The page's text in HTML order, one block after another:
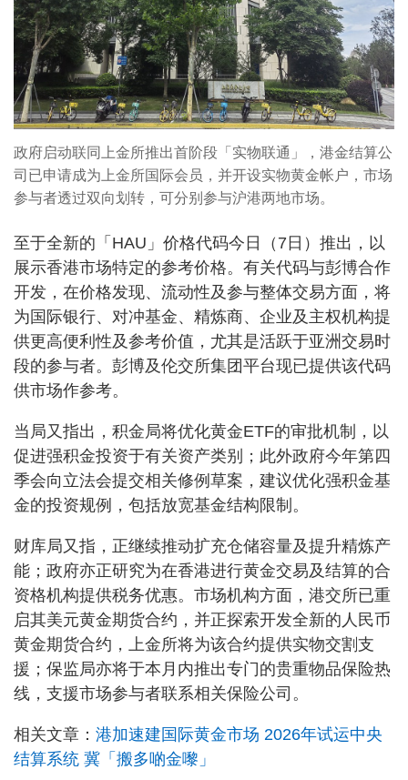
政府启动联同上金所推出首阶段「实物联通」，港金结算公
司已申请成为上金所国际会员，并开设实物黄金帐户，市场
参与者透过双向划转，可分别参与沪港两地市场。
至于全新的「HAU」价格代码今日（7日）推出，以
展示香港市场特定的参考价格。有关代码与彭博合作
开发，在价格发现、流动性及参与整体交易方面，将
为国际银行、对冲基金、精炼商、企业及主权机构提
供更高便利性及参考价值，尤其是活跃于亚洲交易时
段的参与者。彭博及伦交所集团平台现已提供该代码
供市场作参考。
当局又指出，积金局将优化黄金ETF的审批机制，以
促进强积金投资于有关资产类别；此外政府今年第四
季会向立法会提交相关修例草案，建议优化强积金基
金的投资规例，包括放宽基金结构限制。
财库局又指，正继续推动扩充仓储容量及提升精炼产
能；政府亦正研究为在香港进行黄金交易及结算的合
资格机构提供税务优惠。市场机构方面，港交所已重
启其美元黄金期货合约，并正探索开发全新的人民币
黄金期货合约，上金所将为该合约提供实物交割支
援；保监局亦将于本月内推出专门的贵重物品保险热
线，支援市场参与者联系相关保险公司。
相关文章： 港加速建国际黄金市场 2026年试运中央
结算系统 冀「搬多啲金嚟」